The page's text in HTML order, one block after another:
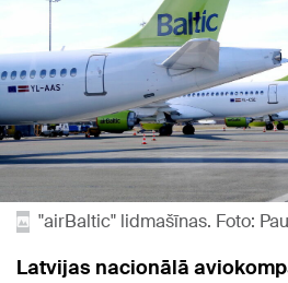
"airBaltic" lidmašīnas. Foto:
Latvijas nacionālā